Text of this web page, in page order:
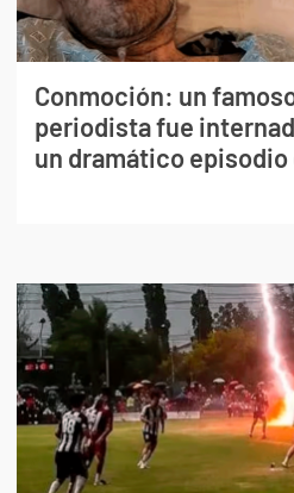
Conmoción: un
periodista fue
un dramático episodio